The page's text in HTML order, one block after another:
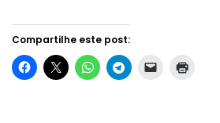
Compartilhe este post: